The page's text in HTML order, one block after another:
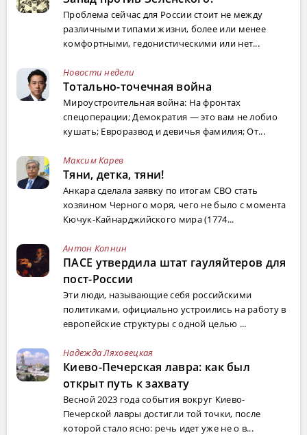
Проблема сейчас для России стоит не между
различными типами жизни, более или менее
комфортными, гедонистическими или нет...
Новости недели
Тотально-точечная война
Мироустроительная война: На фронтах
спецоперации; Демократия — это вам не лобио
кушать; Евроразвод и девичья фамилия; От...
Максим Карев
Тяни, детка, тяни!
Анкара сделала заявку по итогам СВО стать
хозяином Черного моря, чего не было с момента
Кючук-Кайнарджийского мира (1774...
Антон Копнин
ПАСЕ утвердила штат гауляйтеров для
пост-России
Эти люди, называющие себя российскими
политиками, официально устроились на работу в
европейские структуры с одной целью ...
Надежда Ляховецкая
Киево-Печерская лавра: как был
открыт путь к захвату
Весной 2023 года события вокруг Киево-
Печерской лавры достигли той точки, после
которой стало ясно: речь идет уже не о в...